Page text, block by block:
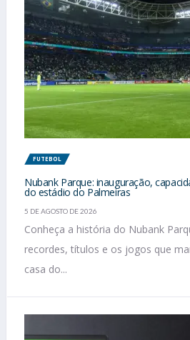
FUTEBOL
Nubank Parque: inauguração,
do estádio do Palmeiras
5 DE AGOSTO DE 2026
Conheça a história do Nubank
recordes, títulos e os jogos que
casa do...